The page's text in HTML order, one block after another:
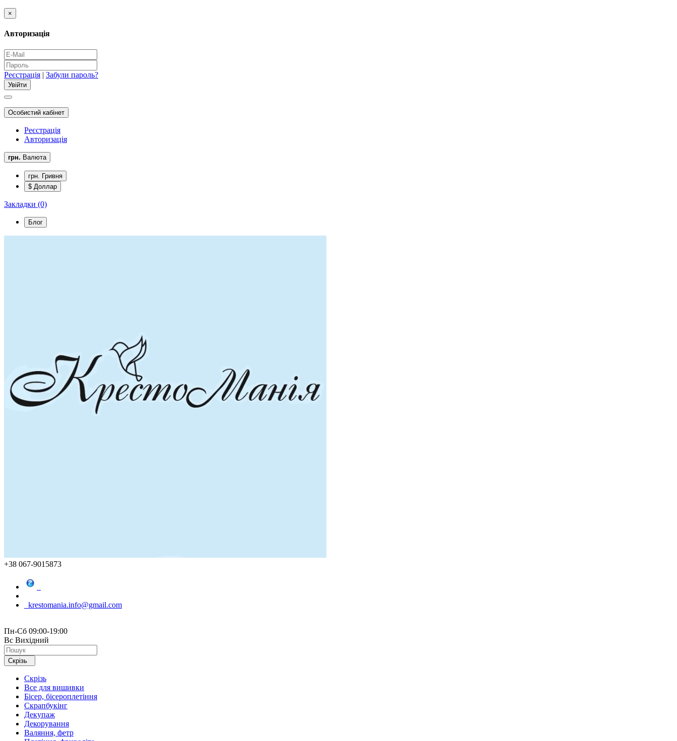
×
Авторизація
Реєстрація | Забули пароль?
Особистий кабінет
Реєстрація
Авторизація
грн. Валюта
грн. Гривня
$ Доллар
Закладки (0)
Блог
+38 067-9015873
krestomania.info@gmail.com
Пн-Сб 09:00-19:00
Вс Вихідний
Скрізь
Скрізь
Все для вишивки
Бісер, бісероплетіння
Скрапбукінг
Декупаж
Декорування
Валяння, фетр